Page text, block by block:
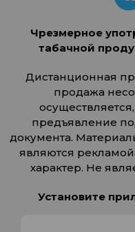
Чрезмерное
табачной
Дистанционная
продажа
предъявление
документа.
являются
характер. Не
Установите